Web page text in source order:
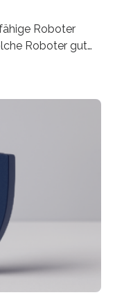
Roboter
Roboter gut
Curie
werden sich
15
mit
mit Robotern,
auch mit…